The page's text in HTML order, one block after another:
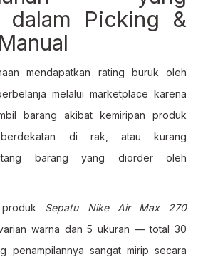
dalam Picking &
mendapatkan rating buruk oleh
melalui marketplace karena
barang akibat kemiripan produk
di rak, atau kurang
barang yang diorder oleh
Sepatu Nike Air Max 270
warna dan 5 ukuran — total 30
penampilannya sangat mirip secara